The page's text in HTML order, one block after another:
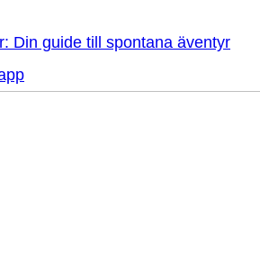
Din guide till spontana äventyr